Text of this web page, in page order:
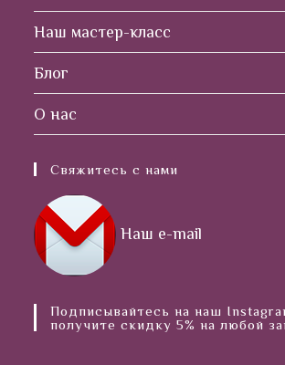
Наш мастер-класс
Блог
О нас
Свяжитесь с нами
Наш e-mail
Подписывайтесь на наш
получите скидку 5% на любой